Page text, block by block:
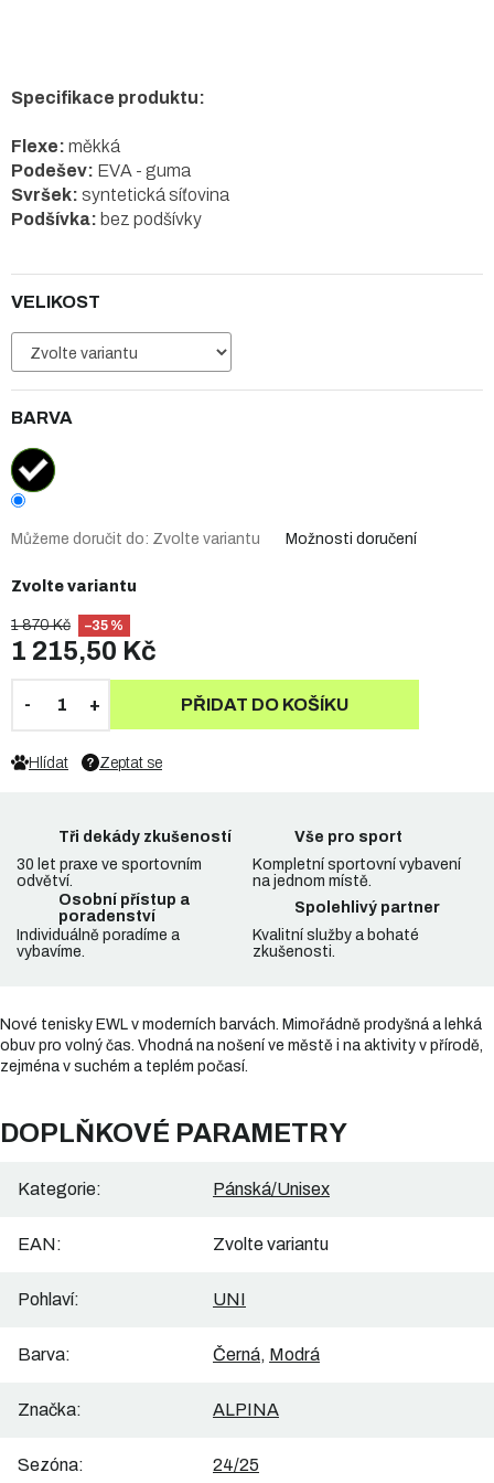
1 870 Kč –35 %
1 215,50 Kč
Zvolte variantu
VELIKOST
BARVA
Můžeme doručit do: Zvolte variantu Možnosti doručení
PŘIDAT DO KOŠÍKU
Specifikace produktu:
Flexe: měkká
Podešev: EVA - guma
Svršek: syntetická síťovina
Podšívka: bez podšívky
Zeptat se
Hlídat
Tři dekády zkušeností
30 let praxe ve sportovním
odvětví.
Vše pro sport
Kompletní sportovní vybavení
na jednom místě.
Osobní přístup a
poradenství
Individuálně poradíme a
vybavíme.
Spolehlivý partner
Kvalitní služby a bohaté
zkušenosti.
Nové tenisky EWL v moderních barvách. Mimořádně prodyšná a lehká
obuv pro volný čas. Vhodná na nošení ve městě i na aktivity v přírodě,
zejména v suchém a teplém počasí.
DOPLŇKOVÉ PARAMETRY
Kategorie: Pánská/Unisex
EAN: Zvolte variantu
Pohlaví: UNI
Barva: Černá, Modrá
Značka: ALPINA
Sezóna: 24/25